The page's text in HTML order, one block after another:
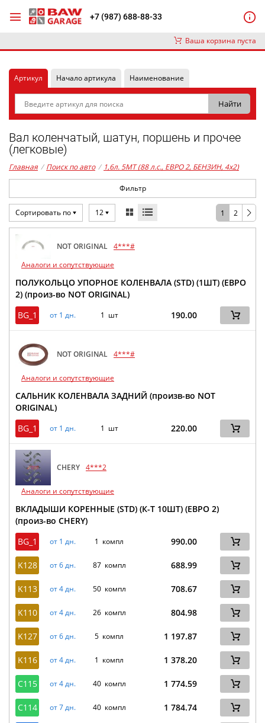
+7 (987) 688-88-33
Ваша корзина пуста
Артикул Начало артикула Наименование
Вал коленчатый, шатун, поршень и прочее
(легковые)
Главная / Поиск по авто / 1,6л. 5MT (88 л.с., ЕВРО 2, БЕНЗИН, 4x2)
Фильтр
Сортировать по 12 1 2
NOT ORIGINAL 4***#
Аналоги и сопутствующие
ПОЛУКОЛЬЦО УПОРНОЕ КОЛЕНВАЛА (STD) (1ШТ) (ЕВРО
2) (произ-во NOT ORIGINAL)
BG_1
от 1 дн. 1 шт 190.00
NOT ORIGINAL 4***#
Аналоги и сопутствующие
САЛЬНИК КОЛЕНВАЛА ЗАДНИЙ (произв-во NOT
ORIGINAL)
BG_1
от 1 дн. 1 шт 220.00
CHERY 4***2
Аналоги и сопутствующие
ВКЛАДЫШИ КОРЕННЫЕ (STD) (К-Т 10ШТ) (ЕВРО 2)
(произ-во CHERY)
BG_1
от 1 дн. 1 компл 990.00
K128 от 6 дн. 87 компл 688.99
K113 от 4 дн. 50 компл 708.67
K110 от 4 дн. 26 компл 804.98
K127 от 6 дн. 5 компл 1 197.87
K116 от 4 дн. 1 компл 1 378.20
C115 от 4 дн. 40 компл 1 774.59
C114 от 7 дн. 40 компл 1 784.74